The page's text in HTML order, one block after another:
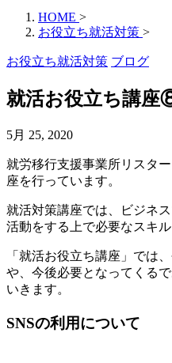
HOME >
お役立ち就活対策 >
お役立ち就活対策 ブログ
就活お役立ち講座
5月 25, 2020
就労移行支援事業所リスタ
座を行っています。
就活対策講座では、ビジネ
活動をする上で必要なスキル
「就活お役立ち講座」では
や、今後必要となってくる
いきます。
SNSの利用について